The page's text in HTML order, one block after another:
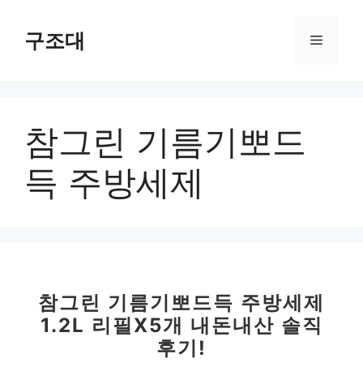
구조대 메
참그린 기름기뽀드
득 주방세제
참그린 기름기뽀드득 주방세제
1.2L 리필X5개 내돈내산 솔직
후기!